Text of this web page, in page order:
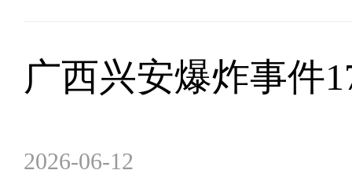
广西兴安爆炸事件
2026-06-12